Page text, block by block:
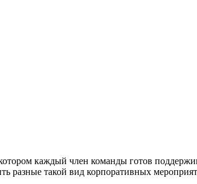
каждый член команды готов
разные такой вид корпоративных